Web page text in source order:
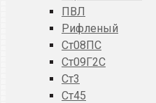
ПВЛ
Рифленый
Ст08ПС
Ст09Г2С
Ст3
Ст45